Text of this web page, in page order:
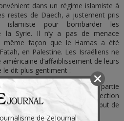
dans un régime islamiste à
restes de Daech, a justement pris
pour bombarder les
la Syrie. Il n’y a pas de menace
même façon que le Hamas a été
en Palestine. Les Israéliens ne
d’affaiblissement de leurs
le dit plus gentiment :
qui occupe depuis 1967 la partie
1981), a invoqué la protection
frappes, dont une, au début de
à Damas.de ZeJournal